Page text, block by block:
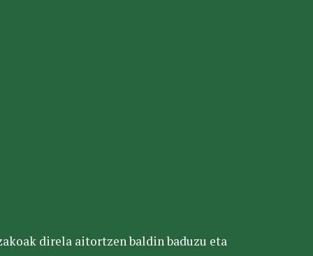
direla aitortzen baldin baduzu eta